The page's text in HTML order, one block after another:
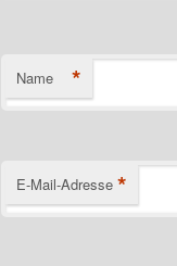
Name *
E-Mail-Adresse *